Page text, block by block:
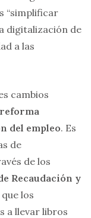
“simplificar
digitalización de
a las
cambios
reforma
del empleo. Es
de
de los
Recaudación y
los
a llevar libros